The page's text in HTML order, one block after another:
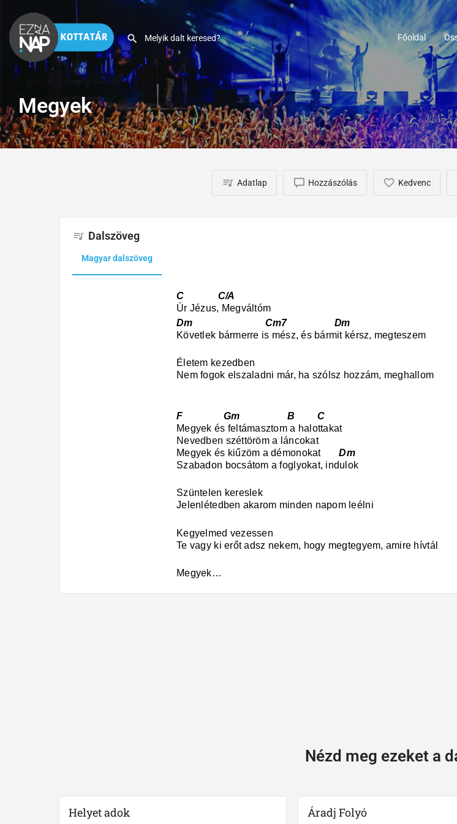
Főoldal
Megyek
Adatlap Hozzászólás Kedvenc
Dalszöveg
Magyar dalszöveg
C C/A
Úr Jézus, Megváltóm
Dm Cm7 Dm
Követlek bármerre is mész, és bármit kérsz, megteszem
Életem kezedben
Nem fogok elszaladni már, ha szólsz hozzám, meghallom
F Gm B C
Megyek és feltámasztom a halottakat
Nevedben széttöröm a láncokat
Megyek és kiűzöm a démonokatDm
Szabadon bocsátom a foglyokat, indulok
Szüntelen kereslek
Jelenlétedben akarom minden napom leélni
Kegyelmed vezessen
Te vagy ki erőt adsz nekem, hogy megtegyem, amire hívtál
Megyek…
Nézd meg ezeket a
Helyet adok Áradj Folyó